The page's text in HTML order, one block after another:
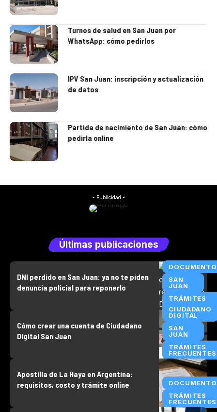
Turnos de salud en San Juan por
WhatsApp: cómo pedirlos
IPV San Juan: inscripción y actualización
de datos
Partida de nacimiento de San Juan: cómo
pedirla online
- Publicidad -
Últimas publicaciones
SAN
JUAN
TRÁMITES
FRECUENTES
DNI perdido en San Juan: ya no te piden
denuncia policial para reponerlo
CIUDADANO
DIGITAL
SAN
JUAN
TRÁMITES
FRECUENTES
Cómo crear una cuenta de Ciudadano
Digital San Juan
TRÁMITES
FRECUENTES
Apostilla de La Haya en Argentina:
requisitos, costo y trámite online